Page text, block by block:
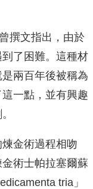
撰文指出，由於
了困難。這種材
兩百年後被稱為
一點，並有興趣
金術過程相吻
術士帕拉塞爾蘇
tria」